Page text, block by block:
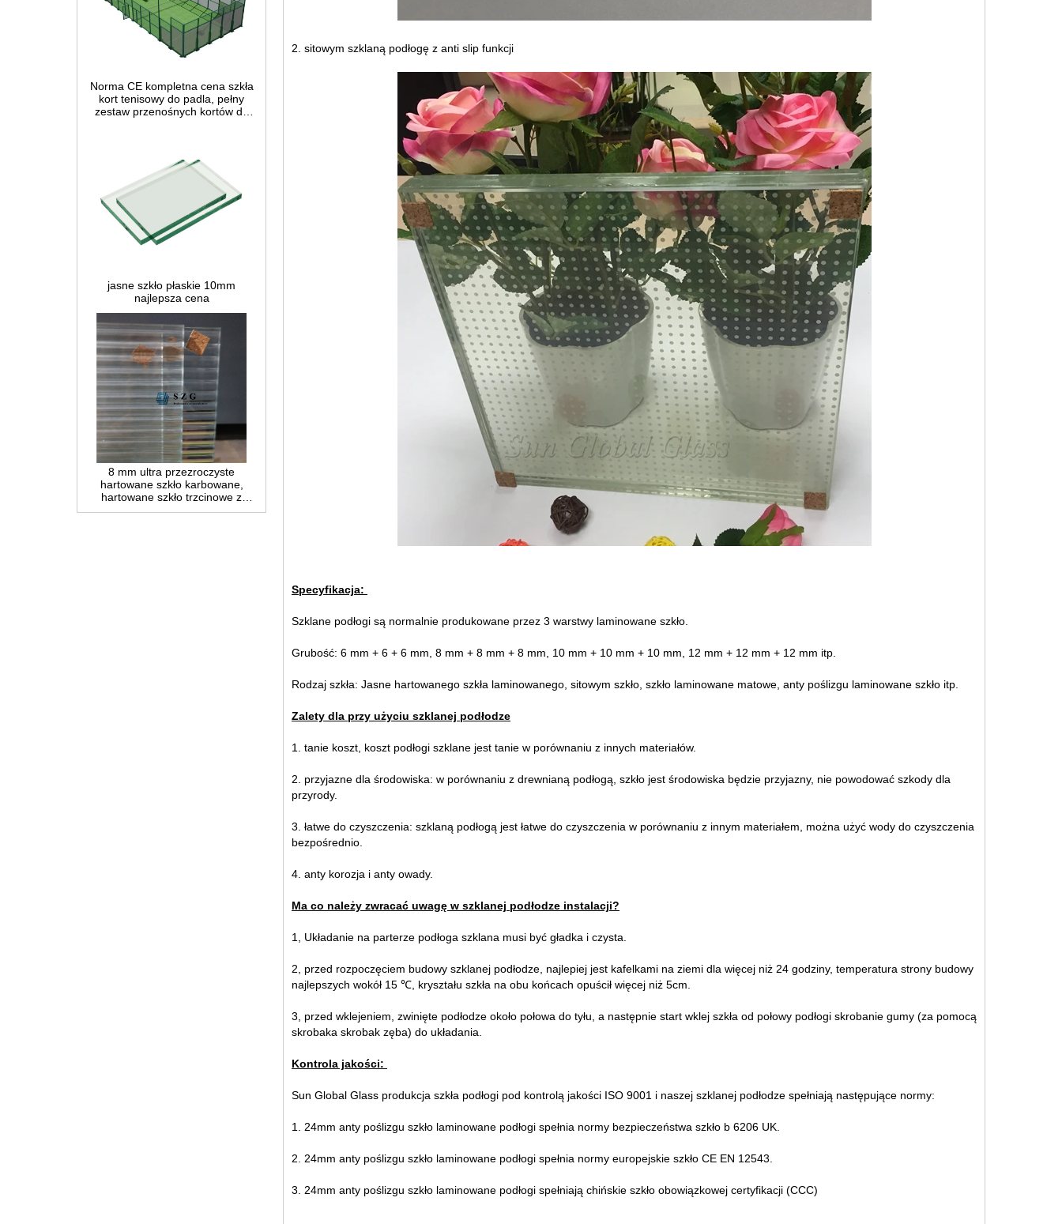
Norma CE kompletna cena szkła
zestaw przenośnych kortów do
padla w Chinach, wewnętrzne i
zewnętrzne systemy budowy
8 mm ultra przezroczyste
hartowane szkło karbowane,
hartowane szkło trzcinowe z
dekoracją niskiego żelaza,
szklane wnętrze do przedziałów i
2. sitowym szklaną podłogę z anti slip funkcji
Specyfikacja:
Szklane podłogi są normalnie produkowane przez 3 warstwy laminowane szkło.
Grubość: 6 mm + 6 + 6 mm, 8 mm + 8 mm + 8 mm, 10 mm + 10 mm + 10 mm, 12 mm + 12 mm + 12 mm itp.
Rodzaj szkła: Jasne hartowanego szkła laminowanego, sitowym szkło, szkło laminowane matowe, anty poślizgu laminowane szkło itp.
Zalety dla przy użyciu szklanej podłodze
1. tanie koszt, koszt podłogi szklane jest tanie w porównaniu z innych materiałów.
2. przyjazne dla środowiska: w porównaniu z drewnianą podłogą, szkło jest środowiska będzie przyjazny, nie powodować szkody dla
przyrody.
3. łatwe do czyszczenia: szklaną podłogą jest łatwe do czyszczenia w porównaniu z innym materiałem, można użyć wody do czyszczenia
bezpośrednio.
4. anty korozja i anty owady.
Ma co należy zwracać uwagę w szklanej podłodze instalacji?
1, Układanie na parterze podłoga szklana musi być gładka i czysta.
2, przed rozpoczęciem budowy szklanej podłodze, najlepiej jest kafelkami na ziemi dla więcej niż 24 godziny, temperatura strony budowy
najlepszych wokół 15 ℃, kryształu szkła na obu końcach opuścił więcej niż 5cm.
3, przed wklejeniem, zwinięte podłodze około połowa do tyłu, a następnie start wklej szkła od połowy podłogi skrobanie gumy (za pomocą
skrobaka skrobak zęba) do układania.
Kontrola jakości:
Sun Global Glass produkcja szkła podłogi pod kontrolą jakości ISO 9001 i naszej szklanej podłodze spełniają następujące normy:
1. 24mm anty poślizgu szkło laminowane podłogi spełnia normy bezpieczeństwa szkło b 6206 UK.
2. 24mm anty poślizgu szkło laminowane podłogi spełnia normy europejskie szkło CE EN 12543.
3. 24mm anty poślizgu szkło laminowane podłogi spełniają chińskie szkło obowiązkowej certyfikacji (CCC)